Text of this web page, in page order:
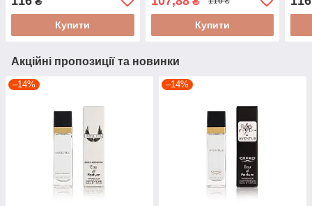
Купити Купити
Акційні пропозиції та новинки
–14% –14%